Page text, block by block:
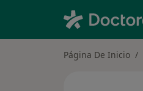
Página De Inicio